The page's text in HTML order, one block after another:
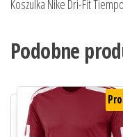
Koszulka Nike Dri-Fit
Podobne